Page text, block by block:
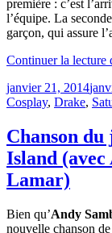
première : c’est
l’équipe. La
garçon, qui assure
Continuer la lecture
Publié
le
janvier 21, 2014
Cosplay, Drake,
Chanson
Island
Lamar)
Bien qu’Andy
nouvelle chanson